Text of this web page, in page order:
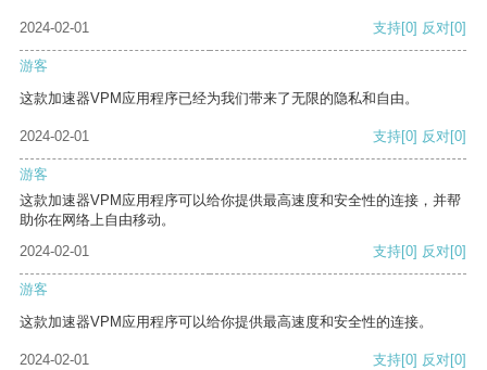
2024-02-01 支持[0] 反对[0]
游客
这款加速器VPM应用程序已经为我们带来了无限的隐私和自由。
2024-02-01 支持[0] 反对[0]
游客
这款加速器VPM应用程序可以给你提供最高速度和安全性的连接，并帮
助你在网络上自由移动。
2024-02-01
支持[0] 反对[0]
游客
这款加速器VPM应用程序可以给你提供最高速度和安全性的连接。
2024-02-01 支持[0] 反对[0]